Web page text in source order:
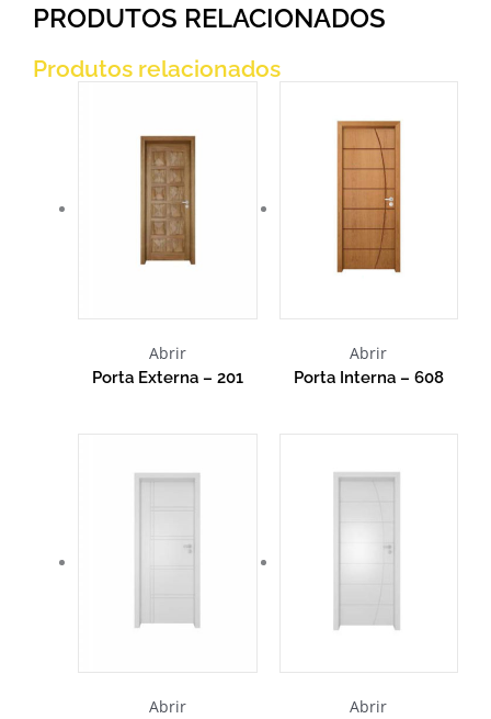
PRODUTOS RELACIONADOS
Produtos relacionados
Abrir
Porta Externa – 201
Abrir
Porta Interna – 608
Abrir Abrir